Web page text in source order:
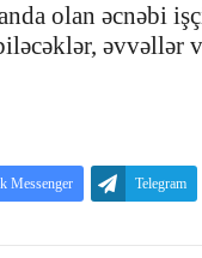
olan əcnəbi
əvvəllər
Messenger Telegram